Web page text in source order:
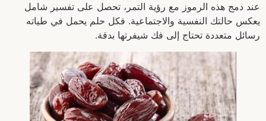
عند دمج هذه الرموز مع رؤية التمر، تحصل على تفسير شامل
يعكس حالتك النفسية والاجتماعية. فكل حلم يحمل في طياته
رسائل متعددة تحتاج إلى فك شيفرتها بدقة.